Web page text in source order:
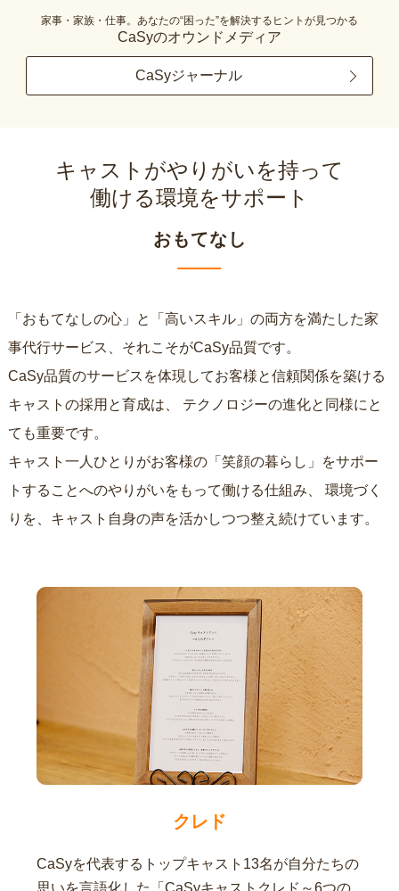
家事・家族・仕事。あなたの“困った”を解決するヒントが見つかる
CaSyのオウンドメディア
CaSyジャーナル
キャストがやりがいを持って
働ける環境をサポート
おもてなし
「おもてなしの心」と「高いスキル」の両方を満たした家
事代行サービス、それこそがCaSy品質です。
CaSy品質のサービスを体現してお客様と信頼関係を築ける
キャストの採用と育成は、
ても重要です。
キャスト一人ひとりがお客様の「笑顔の暮らし」をサポー
トすることへのやりがいをもって働ける仕組み、
りを、キャスト自身の声を活かしつつ整え続けています。
クレド
CaSyを代表するトップキャスト13名が自分たちの